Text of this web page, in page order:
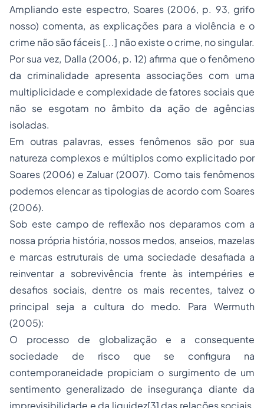
Ampliando este espectro, Soares (2006, p. 93, grifo
nosso) comenta, as explicações para a violência e o
crime não são fáceis [...] não existe o crime, no singular.
Por sua vez, Dalla (2006, p. 12) afirma que o fenômeno
da criminalidade apresenta associações com uma
multiplicidade e complexidade de fatores sociais que
não se esgotam no âmbito da ação de agências
isoladas.
Em outras palavras, esses fenômenos são por sua
natureza complexos e múltiplos como explicitado por
Soares (2006) e Zaluar (2007). Como tais fenômenos
podemos elencar as tipologias de acordo com Soares
(2006).
Sob este campo de reflexão nos deparamos com a
nossa própria história, nossos medos, anseios, mazelas
e marcas estruturais de uma sociedade desafiada a
reinventar a sobrevivência frente às intempéries e
desafios sociais, dentre os mais recentes, talvez o
principal seja a cultura do medo. Para Wermuth
(2005):
O processo de globalização e a consequente
sociedade de risco que se configura na
contemporaneidade propiciam o surgimento de um
sentimento generalizado de insegurança diante da
imprevisibilidade e da liquidez[3] das relações sociais.